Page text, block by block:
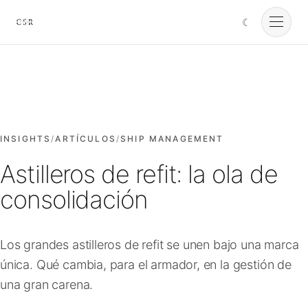
Cursorio
☾
Cursorio Manager
Herramientas
Nosotros
INSIGHTS/ARTÍCULOS /SHIP MANAGEMENT
Astilleros de refit: la ola de
consolidación
Los grandes astilleros de refit se unen bajo una marca
única. Qué cambia, para el armador, en la gestión de
una gran carena.